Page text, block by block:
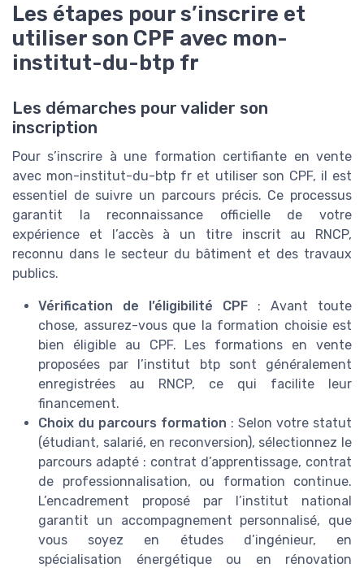
Les étapes pour s’inscrire et
utiliser son CPF avec mon-
institut-du-btp fr
Les démarches pour valider son
inscription
Pour s’inscrire à une formation certifiante en vente
avec mon-institut-du-btp fr et utiliser son CPF, il est
essentiel de suivre un parcours précis. Ce processus
garantit la reconnaissance officielle de votre
expérience et l’accès à un titre inscrit au RNCP,
reconnu dans le secteur du bâtiment et des travaux
publics.
Vérification de l’éligibilité CPF : Avant toute
chose, assurez-vous que la formation choisie est
bien éligible au CPF. Les formations en vente
proposées par l’institut btp sont généralement
enregistrées au RNCP, ce qui facilite leur
financement.
Choix du parcours formation : Selon votre statut
(étudiant, salarié, en reconversion), sélectionnez le
parcours adapté : contrat d’apprentissage, contrat
de professionnalisation, ou formation continue.
L’encadrement proposé par l’institut national
garantit un accompagnement personnalisé, que
vous soyez en études d’ingénieur, en
spécialisation énergétique ou en rénovation